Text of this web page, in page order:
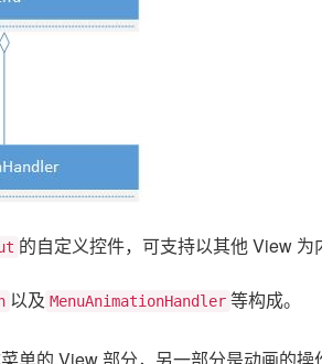
的自定义控件，可支持以其他 View 为
以及 MenuAnimationHandler 等构成。
单的 View 部分，另一部分是动画的操